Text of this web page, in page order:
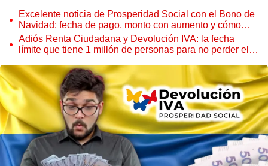
Excelente noticia de Prosperidad Social con el Bono de
Navidad: fecha de pago, monto con aumento y cómo
cobrar en Banco Agrario y Efecty
Adiós Renta Ciudadana y Devolución IVA: la fecha
límite que tiene 1 millón de personas para no perder el